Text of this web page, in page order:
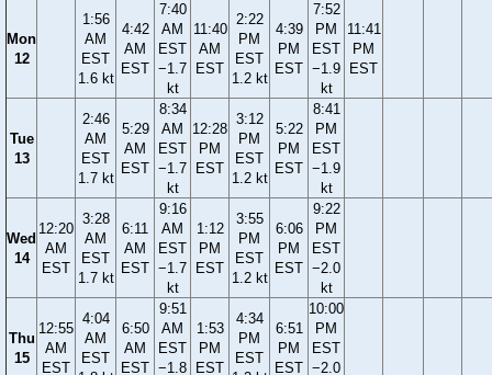
Mon
12
1:56
AM
EST
1.6 kt
4:42
AM
EST
7:40
AM
EST
−1.7
kt
11:40
AM
EST
2:22
PM
EST
1.2 kt
4:39
PM
EST
7:52
PM
EST
−1.9
kt
11:41
PM
EST
Tue
13
2:46
AM
EST
1.7 kt
5:29
AM
EST
8:34
AM
EST
−1.7
kt
12:28
PM
EST
3:12
PM
EST
1.2 kt
5:22
PM
EST
8:41
PM
EST
−1.9
kt
Wed
14
12:20
AM
EST
3:28
AM
EST
1.7 kt
6:11
AM
EST
9:16
AM
EST
−1.7
kt
1:12
PM
EST
3:55
PM
EST
1.2 kt
6:06
PM
EST
9:22
PM
EST
−2.0
kt
Thu
15
12:55
AM
EST
4:04
AM
EST
6:50
AM
EST
9:51
AM
EST
−1.8
1:53
PM
EST
4:34
PM
EST
6:51
PM
EST
10:00
PM
EST
−2.0